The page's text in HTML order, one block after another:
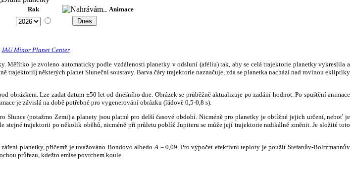
Rok Animace
IAU Minor Planet Center
Měřítko je zvoleno automaticky podle vzdálenosti planetky v odsluní (aféliu) tak, aby se celá trajektorie planetky vykreslila a
některých planet Sluneční soustavy. Barva čáry trajektorie naznačuje, zda se planetka nachází nad rovinou ekliptiky
Lze zadat datum ±50 let od dnešního dne. Obrázek se průběžně aktualizuje po zadání hodnot. Po spuštění animace
je závislá na době potřebné pro vygenerování obrázku (řádově 0,5-0,8 s).
Slunce (potažmo Zemi) a planety jsou platné pro delší časové období. Nicméně pro planetky je obtížné jejich určení, neboť je
stejné trajektorii po několik oběhů, nicméně při průletu poblíž Jupiteru se může její trajektorie radikálně změnit. Je složité toto
planetky, přičemž je uvažováno Bondovo albedo A = 0,09. Pro výpočet efektivní teploty je použit Stefanův-Boltzmannův
průřezu, kdežto emise povrchem koule.